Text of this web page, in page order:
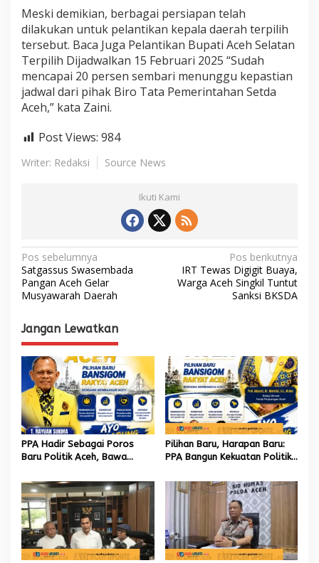
a
l
k
a
n
S
a
b
t
P
k
Meski demikian, berbagai persiapan telah
dilakukan untuk pelantikan kepala daerah terpilih
tersebut. Baca Juga Pelantikan Bupati Aceh Selatan
Terpilih Dijadwalkan 15 Februari 2025 “Sudah
mencapai 20 persen sembari menunggu kepastian
jadwal dari pihak Biro Tata Pemerintahan Setda
Aceh,” kata Zaini.
Post Views: 984
Writer: Redaksi Source News
Ikuti Kami
N
a
v
i
g
a
s
i
p
o
s
Pos sebelumnya
Satgassus Swasembada
Pangan Aceh Gelar
Musyawarah Daerah
Pos berikutnya
IRT Tewas Digigit Buaya,
Warga Aceh Singkil Tuntut
Sanksi BKSDA
Jangan Lewatkan
PPA Hadir Sebagai Poros
Baru Politik Aceh, Bawa
Internasional untuk Kemajuan
Daerah
Pilihan Baru, Harapan Baru:
PPA Bangun Kekuatan Politik